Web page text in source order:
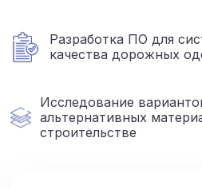
Разработка ПО для
качества дорожных
Исследование
альтернативных
строительстве